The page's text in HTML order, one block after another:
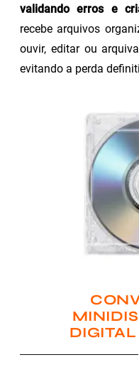
validando erros e
recebe arquivos
ouvir, editar ou
evitando a perda